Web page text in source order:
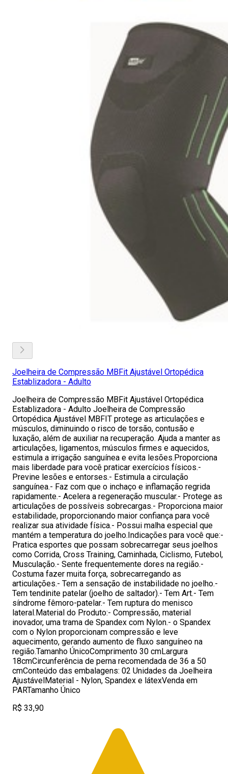
Joelheira de Compressão MBFit Ajustável Ortopédica
Establizadora - Adulto
Joelheira de Compressão MBFit Ajustável Ortopédica
Establizadora - Adulto Joelheira de Compressão
Ortopédica Ajustável MBFIT protege as articulações e
músculos, diminuindo o risco de torsão, contusão e
luxação, além de auxiliar na recuperação. Ajuda a manter as
articulações, ligamentos, músculos firmes e aquecidos,
estimula a irrigação sanguínea e evita lesões.Proporciona
mais liberdade para você praticar exercícios físicos.-
Previne lesões e entorses.- Estimula a circulação
sanguínea.- Faz com que o inchaço e inflamação regrida
rapidamente.- Acelera a regeneração muscular.- Protege as
articulações de possíveis sobrecargas.- Proporciona maior
estabilidade, proporcionando maior confiança para você
realizar sua atividade física.- Possui malha especial que
mantém a temperatura do joelho.Indicações para você que:-
Pratica esportes que possam sobrecarregar seus joelhos
como Corrida, Cross Training, Caminhada, Ciclismo, Futebol,
Musculação.- Sente frequentemente dores na região.-
Costuma fazer muita força, sobrecarregando as
articulações.- Tem a sensação de instabilidade no joelho.-
Tem tendinite patelar (joelho de saltador).- Tem Art.- Tem
síndrome fêmoro-patelar.- Tem ruptura do menisco
lateral.Material do Produto:- Compressão, material
inovador, uma trama de Spandex com Nylon.- o Spandex
com o Nylon proporcionam compressão e leve
aquecimento, gerando aumento de fluxo sanguíneo na
região.Tamanho ÚnicoComprimento 30 cmLargura
18cmCircunferência de perna recomendada de 36 a 50
cmConteúdo das embalagens: 02 Unidades da Joelheira
AjustávelMaterial - Nylon, Spandex e látexVenda em
PARTamanho Único
R$ 33,90